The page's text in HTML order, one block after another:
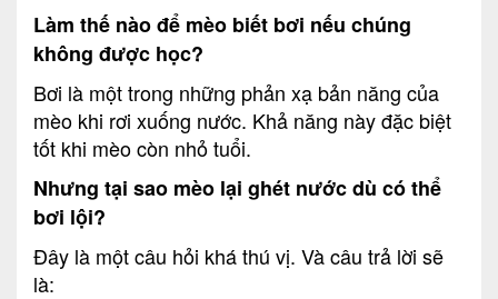
Làm thế nào để mèo biết bơi nếu chúng
không được học?
Bơi là một trong những phản xạ bản năng của
mèo khi rơi xuống nước. Khả năng này đặc biệt
tốt khi mèo còn nhỏ tuổi.
Nhưng tại sao mèo lại ghét nước dù có thể
bơi lội?
Đây là một câu hỏi khá thú vị. Và câu trả lời sẽ
là: